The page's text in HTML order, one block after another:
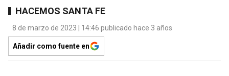
HACEMOS SANTA FE
8 de marzo de 2023 | 14:46 publicado hace 3 años
Añadir como fuente en